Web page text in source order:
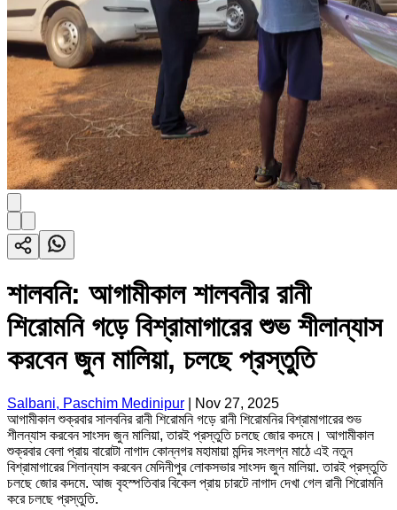
শালবনি: আগামীকাল শালবনীর রানী
শিরোমনি গড়ে বিশ্রামাগারের শুভ শীলান্যাস
করবেন জুন মালিয়া, চলছে প্রস্তুতি
Salbani, Paschim Medinipur
Nov 27, 2025
আগামীকাল শুক্রবার সালবনির রানী শিরোমনি গড়ে রানী শিরোমনির বিশ্রামাগারের শুভ
শীলন্যাস করবেন সাংসদ জুন মালিয়া, তারই প্রস্তুতি চলছে জোর কদমে। আগামীকাল
শুক্রবার বেলা প্রায় বারোটা নাগাদ কোন্নগর মহামায়া মন্দির সংলগ্ন মাঠে এই নতুন
বিশ্রামাগারের শিলান্যাস করবেন মেদিনীপুর লোকসভার সাংসদ জুন মালিয়া. তারই প্রস্তুতি
চলছে জোর কদমে. আজ বৃহস্পতিবার বিকেল প্রায় চারটে নাগাদ দেখা গেল রানী শিরোমনি
করে চলছে প্রস্তুতি.